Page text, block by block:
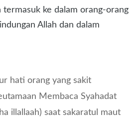
termasuk ke dalam orang-orang
Allah dan dalam
hati orang yang sakit
Membaca Syahadat
illallaah) saat sakaratul maut